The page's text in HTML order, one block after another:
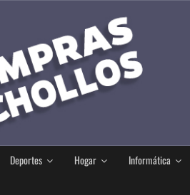
Deportes Hogar Informática